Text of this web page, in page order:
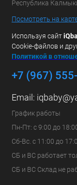
Республика
Посмотреть на
Используя сайт
Cookie-файлов и
Политикой в
+7 (967)
Email:
График работы
Пн-Пт: с 9:00 до
Сб-Вс. с 11:00 до
СБ и ВС работает
СБ и ВС Склад не